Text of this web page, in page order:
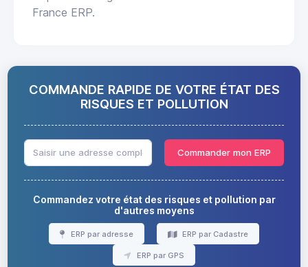
France ERP.
COMMANDE RAPIDE DE VOTRE ÉTAT DES
RISQUES ET POLLUTION
Commander mon ERP
Commandez votre état des risques et pollution par
d'autres moyens
ERP par adresse ERP par Cadastre
ERP par GPS